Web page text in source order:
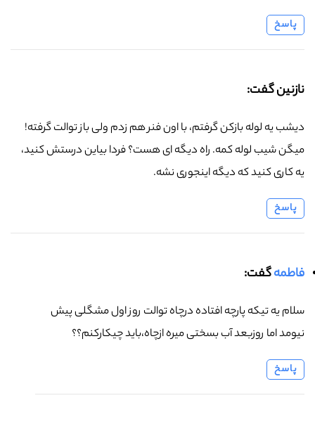
پاسخ
نازنین گفت:
دیشب یه لوله بازکن گرفتم، با اون فنر هم زدم ولی باز توالت گرفته!
میگن شیب لوله کمه. راه دیگه ای هست؟ فردا بیاین درستش کنید،
یه کاری کنید که دیگه اینجوری نشه.
پاسخ
فاطمهگفت:
سلام یه تیکه پارچه افتاده درچاه توالت روز اول مشگلی پیش
نیومد اما روزبعد آب بسختی میره ازچاه،باید چیکارکنم؟؟
پاسخ